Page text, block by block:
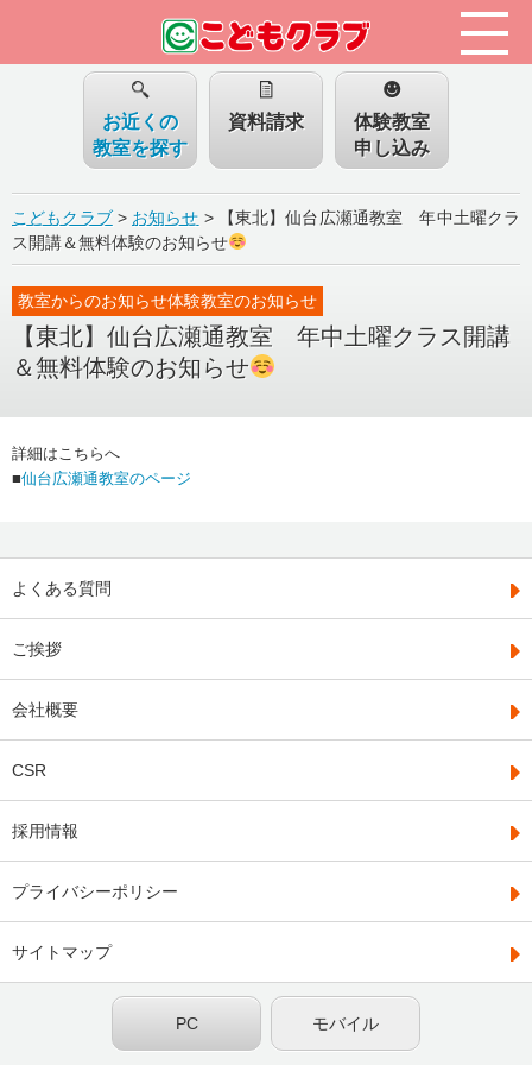
お近くの
教室を探す
資料請求
体験教室
申し込み
こどもクラブ> お知らせ >
【東北】仙台広瀬通教室 年中土曜クラ
ス開講＆無料体験のお知らせ
【東北】仙台広瀬通教室 年中土曜クラス開講
＆無料体験のお知らせ
教室からのお知らせ体験教室のお知らせ
詳細はこちらへ
■仙台広瀬通教室のページ
よくある質問
ご挨拶
会社概要
CSR
採用情報
プライバシーポリシー
サイトマップ
モバイル
PC